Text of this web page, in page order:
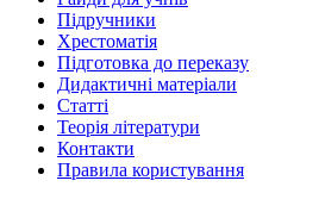
Підручники
Хрестоматія
Підготовка до переказу
Дидактичні матеріали
Статті
Теорія літератури
Контакти
Правила користування